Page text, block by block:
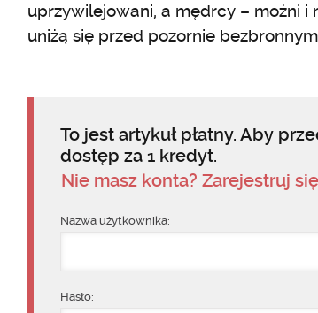
uprzywilejowani, a mędrcy – możni
uniżą się przed pozornie
To jest artykuł płatny. Aby
dostęp za 1 kredyt.
Nie masz konta? Zarejestruj
Nazwa użytkownika:
Hasło: